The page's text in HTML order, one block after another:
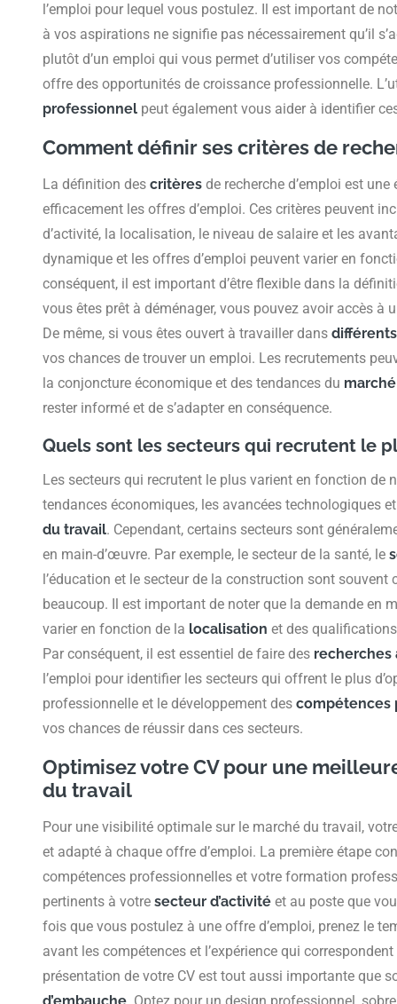
l’emploi pour lequel vous postulez. Il est important de
à vos aspirations ne signifie pas nécessairement qu’il
plutôt d’un emploi qui vous permet d’utiliser vos
offre des opportunités de croissance professionnelle.
professionnel peut également vous aider à identifier
Comment définir ses critères de
La définition descritères de recherche d’emploi est
efficacement les offres d’emploi. Ces critères peuvent
d’activité, la localisation, le niveau de salaire et les
dynamique et les offres d’emploi peuvent varier en
conséquent, il est important d’être flexible dans la
vous êtes prêt à déménager, vous pouvez avoir accès à
De même, si vous êtes ouvert à travailler dans
vos chances de trouver un emploi. Les recrutements
la conjoncture économique et des tendances du
rester informé et de s’adapter en conséquence.
Quels sont les secteurs qui recrutent le
Les secteurs qui recrutent le plus varient en fonction de
tendances économiques, les avancées technologiques
du travail. Cependant, certains secteurs sont
en main-d’œuvre. Par exemple, le secteur de la santé, le
l’éducation et le secteur de la construction sont
beaucoup. Il est important de noter que la demande en
varier en fonction de la localisation et des
Par conséquent, il est essentiel de faire des recherches
l’emploi pour identifier les secteurs qui offrent le plus
professionnelle et le développement descompétences
vos chances de réussir dans ces secteurs.
Optimisez votre CV pour une
du travail
Pour une visibilité optimale sur le marché du travail,
et adapté à chaque offre d’emploi. La première étape
compétences professionnelles et votre formation
pertinents à votresecteur d’activité et au poste que
fois que vous postulez à une offre d’emploi, prenez le
avant les compétences et l’expérience qui
présentation de votre CV est tout aussi importante que